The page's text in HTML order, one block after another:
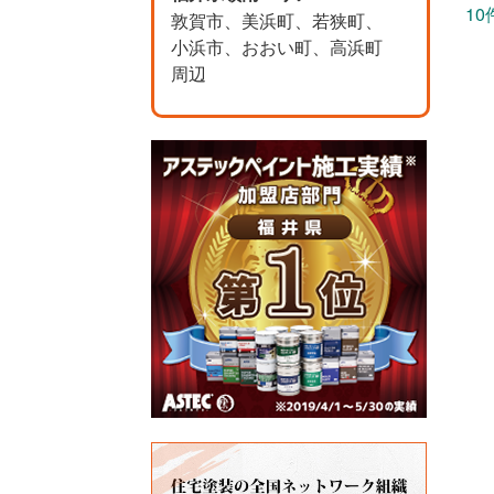
敦賀市、美浜町、若狭町、
小浜市、おおい町、高浜町
周辺
10